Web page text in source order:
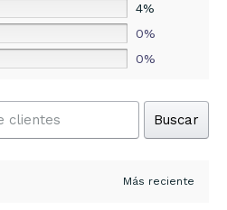
4%
0%
0%
Buscar